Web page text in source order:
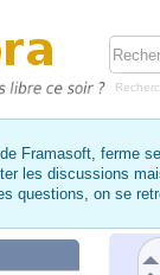
Framasoft, ferme
les discussions
questions, on se